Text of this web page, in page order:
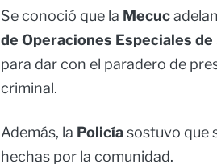
Se conoció que la Mecuc
de Operaciones Especiales de
para dar con el paradero de
criminal.
Además, la Policíasostuvo que
hechas por la comunidad.